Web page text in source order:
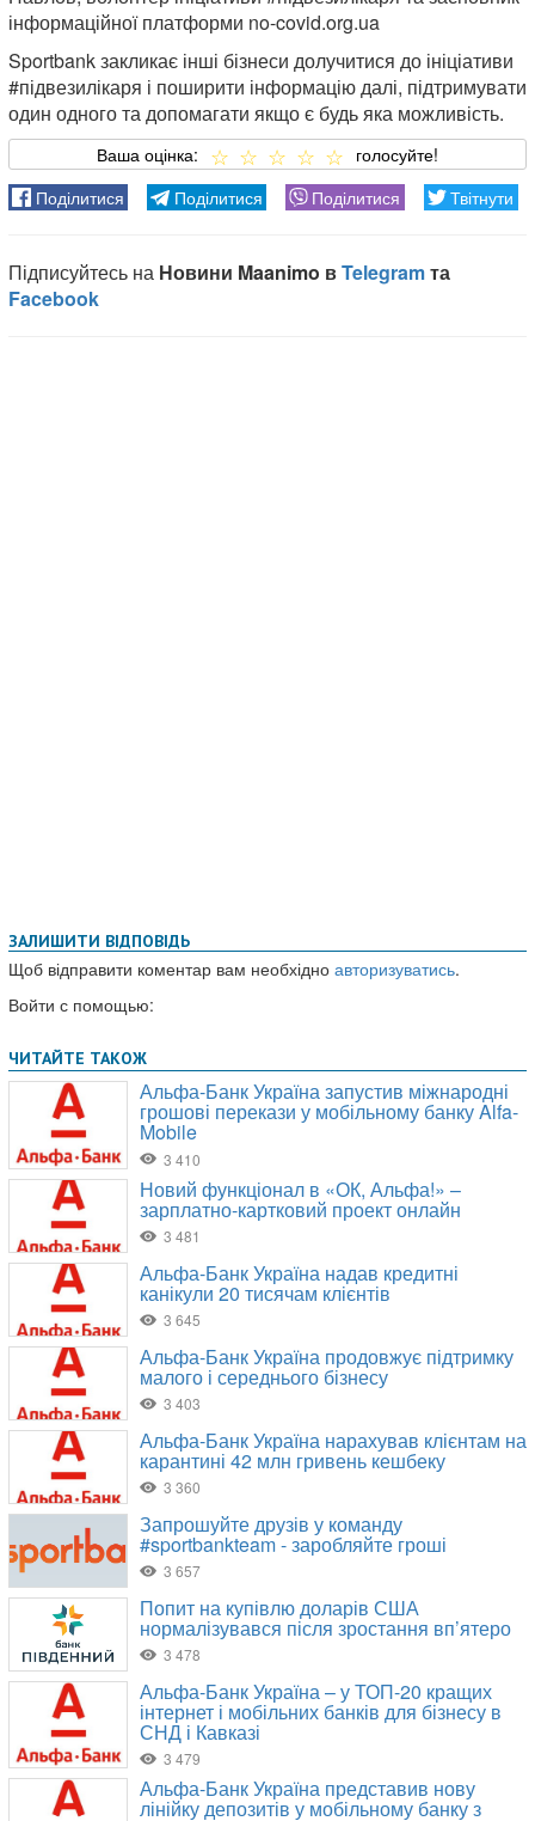
інформаційної платформи no-covid.org.ua
Sportbank закликає інші бізнеси долучитися до ініціативи
#підвезилікаря і поширити інформацію далі, підтримувати
один одного та допомагати якщо є будь яка можливість.
ЗАЛИШИТИ ВІДПОВІДЬ
Щоб відправити коментар вам необхідно авторизуватись.
Войти с помощью: